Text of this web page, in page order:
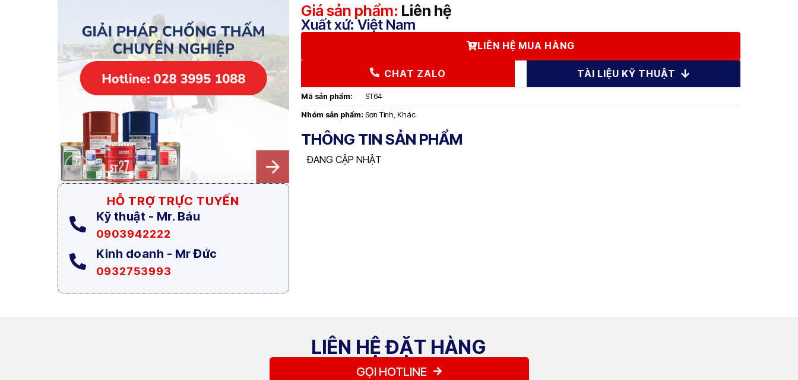
HỖ TRỢ TRỰC TUYẾN
Kỹ thuật - Mr. Báu
0903942222
Kinh doanh - Mr Đức
0932753993
Giá sản phẩm: Liên hệ
Xuất xứ: Việt Nam
LIÊN HỆ MUA HÀNG
CHAT ZALO TÀI LIỆU KỸ THUẬT
Mã sản phẩm: ST64
Nhóm sản phẩm: Sơn Tinh Khác
THÔNG TIN SẢN PHẨM
ĐANG CẬP NHẬT
LIÊN HỆ ĐẶT HÀNG
GỌI HOTLINE